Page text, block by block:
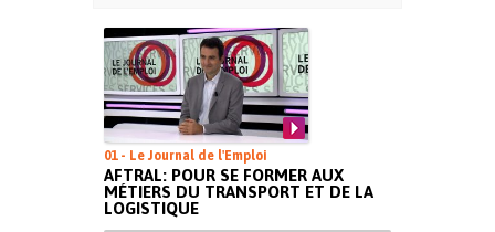
01 - Le Journal de l'Emploi
AFTRAL: POUR SE FORMER AUX
MÉTIERS DU TRANSPORT ET DE LA
LOGISTIQUE